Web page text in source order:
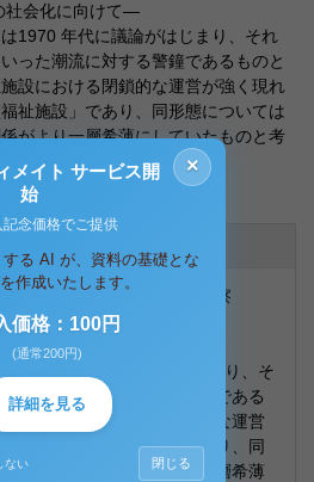
社会化に向けて―
1970 年代に議論がはじまり、それ
った潮流に対する警鐘であるものと
設における閉鎖的な運営が強く現れ
祉施設」であり、同形態については
がより一層希薄にしていたものと考
シャルニーズについての考察
社会化に向けて―
は1970 年代に議論がはじまり、そ
といった潮流に対する警鐘である
、福祉施設における閉鎖的な運営
謂「入所型福祉施設」であり、同
地域社会との関係がより一層希薄
×
メイト サービス開
始
記念価格でご提供
る AI が、資料の基礎とな
作成いたします。
価格：100円
(通常200円)
詳細を見る
ない 閉じる